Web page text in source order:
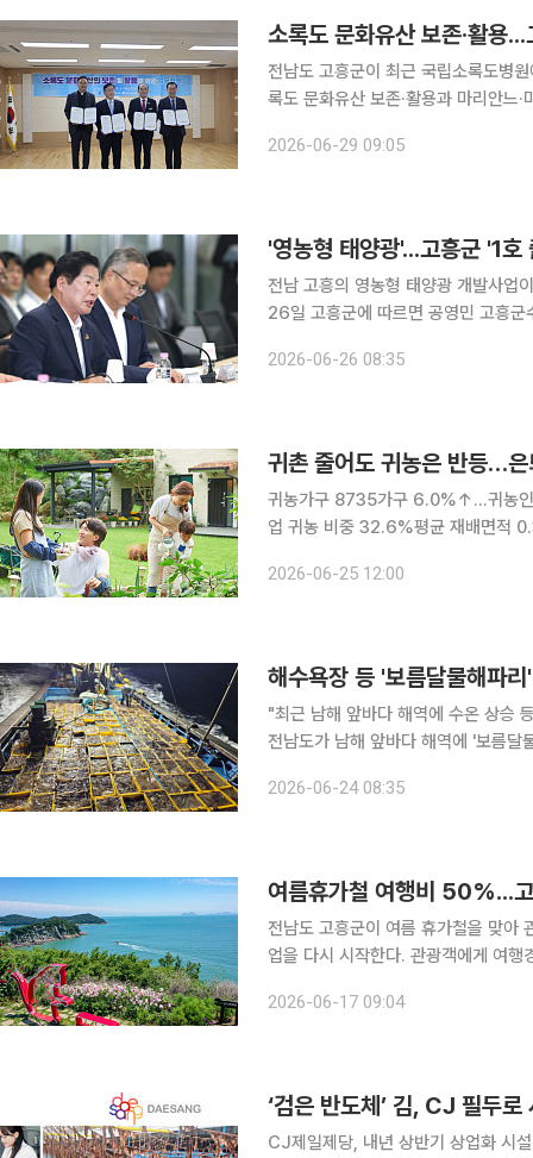
소록도 문화유산 보존·활용
전남도 고흥군이 최근 국립소록도병
록도 문화유산 보존·활용과 마리안느
고 간호사 마리안느와 마가렛의 헌신
2026-06-29 09:05
'영농형 태양광'...고흥군 '1호
전남 고흥의 영농형 태양광 개발사업
26일 고흥군에 따르면 공영민 고흥군
요청했다. 공 당선인은 이 사업
2026-06-26 08:35
귀촌 줄어도 귀농은 반등…은
귀농가구 8735가구 6.0%↑…귀농
업 귀농 비중 32.6%평균 재배면적
다. 단순한 주거 이전보다 은퇴 이후
2026-06-25 12:00
해수욕장 등 '보름달물해파
"최근 남해 앞바다 해역에 수온 상승 등
전남도가 남해 앞바다 해역에 '보름달물해
2026-06-24 08:35
여름휴가철 여행비 50%...
전남도 고흥군이 여름 휴가철을 맞아
업을 다시 시작한다. 관광객에게 여행경비의 절반을 지역상품권으로 돌려주는 파격적인 혜택으로
2026-06-17 09:04
‘검은 반도체’ 김, CJ 필두로
CJ제일제당, 내년 상반기 상업화 시